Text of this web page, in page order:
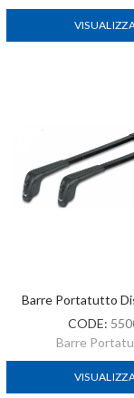
Barre Portatutto
CODE:
Barre